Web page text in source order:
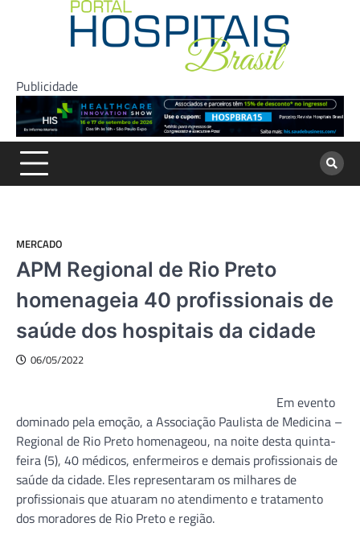
Publicidade
MERCADO
APM Regional de Rio Preto
homenageia 40 profissionais de
saúde dos hospitais da cidade
06/05/2022
Em evento
dominado pela emoção, a Associação Paulista de Medicina –
Regional de Rio Preto homenageou, na noite desta quinta-
feira (5), 40 médicos, enfermeiros e demais profissionais de
saúde da cidade. Eles representaram os milhares de
profissionais que atuaram no atendimento e tratamento
dos moradores de Rio Preto e região.